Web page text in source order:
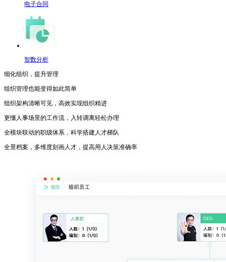
电子合同
智数分析
细化组织，提升管理
组织管理也能变得如此简单
组织架构清晰可见，高效实现组织精进
更懂人事场景的工作流，入转调离轻松办理
全模块联动的职级体系，科学搭建人才梯队
全景档案，多维度刻画人才，提高用人决策准确率